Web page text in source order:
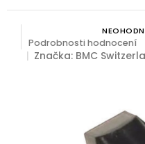
Průměrné hodnocení
Podrobnosti hodnocení
Značka: BMC